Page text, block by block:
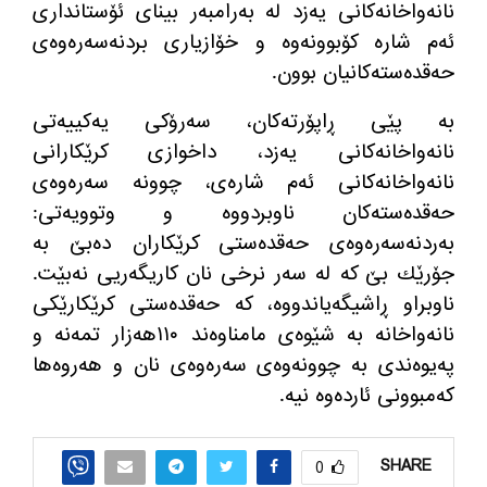
نانه‌واخانه‌كانی یه‌زد له‌ به‌رامبه‌ر بینای ئۆستانداری
ئه‌م شاره‌ كۆبوونه‌وه‌ و خۆازیاری بردنه‌سه‌ره‌وه‌ی
حه‌قده‌سته‌كانیان بوون.
به‌ پێی ڕاپۆرته‌كان، سه‌رۆكی یه‌كییه‌تی
نانه‌واخانه‌كانی یه‌زد، داخوازی كرێكارانی
نانه‌واخانه‌كانی ئه‌م شاره‌ی، چوونه سه‌ره‌وه‌ی
حه‌قده‌سته‌كان ناوبردووه‌ و وتوویه‌تی:
به‌ردنه‌سه‌ره‌وه‌ی حه‌قده‌ستی كرێكاران ده‌بێ به‌
جۆرێك بێ كه‌ له‌ سه‌ر نرخی نان كاریگه‌ریی نه‌بێت.
ناوبراو ڕاشیگه‌یاندووه‌، كه‌ حه‌قده‌ستی كرێكارێكی
نانه‌واخانه‌ به‌ شێوه‌ی مامناوه‌ند ١١٠هه‌زار تمه‌نه‌ و
په‌یوه‌ندی به‌ چوونه‌وه‌ی سه‌ره‌وه‌ی نان و هه‌روه‌ها
كه‌مبوونی ئارده‌وه‌ نیه‌.
SHARE
0